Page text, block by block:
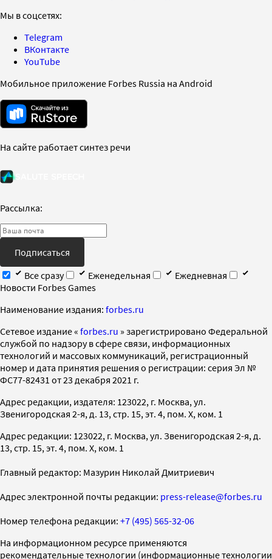
Мы в соцсетях:
Telegram
ВКонтакте
YouTube
Мобильное приложение Forbes Russia на Android
На сайте работает синтез речи
Рассылка:
Подписаться
Все сразу
Еженедельная
Ежедневная
Новости Forbes Games
Наименование издания: forbes.ru
Cетевое издание « forbes.ru » зарегистрировано Федеральной
службой по надзору в сфере связи, информационных
технологий и массовых коммуникаций, регистрационный
номер и дата принятия решения о регистрации: серия Эл №
ФС77-82431 от 23 декабря 2021 г.
Адрес редакции, издателя: 123022, г. Москва, ул.
Звенигородская 2-я, д. 13, стр. 15, эт. 4, пом. X, ком. 1
Адрес редакции: 123022, г. Москва, ул. Звенигородская 2-я, д.
13, стр. 15, эт. 4, пом. X, ком. 1
Главный редактор: Мазурин Николай Дмитриевич
Адрес электронной почты редакции: press-release@forbes.ru
Номер телефона редакции: +7 (495) 565-32-06
На информационном ресурсе применяются
рекомендательные технологии (информационные технологии